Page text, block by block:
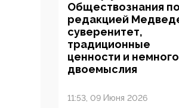
Обществознания
редакцией
суверенитет,
традиционные
ценности и немного
двоемыслия
11:53, 09 Июня 2026